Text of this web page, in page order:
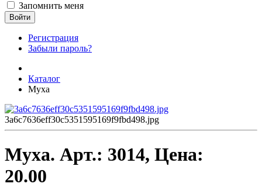
Запомнить меня
Войти
Регистрация
Забыли пароль?
Каталог
Муха
3a6c7636eff30c5351595169f9fbd498.jpg
Муха. Арт.: 3014, Цена:
20.00